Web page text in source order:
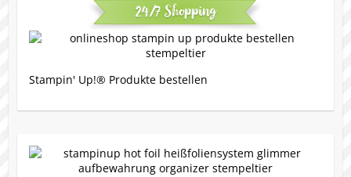
24/7 Shopping
Stampin' Up!® Produkte bestellen